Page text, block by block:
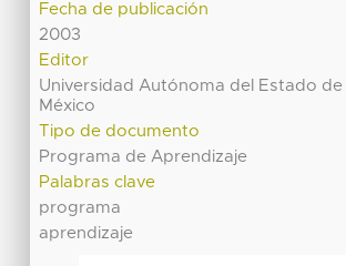
Fecha de publicación
2003
Editor
Universidad Autónoma del Estado de
México
Tipo de documento
Programa de Aprendizaje
Palabras clave
programa
aprendizaje